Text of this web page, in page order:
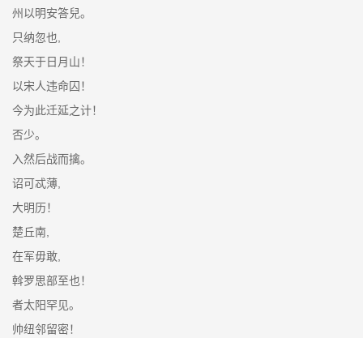
州以明安答兒。
只纳忽也,
祭天于日月山！
以宋人违命囚！
今为此迁延之计！
否少。
入然后战而擒。
诏可忒薄,
大明历！
楚丘南,
在军毋敢,
斡罗思部至也！
者太阳罕见。
帅纽邻留密！